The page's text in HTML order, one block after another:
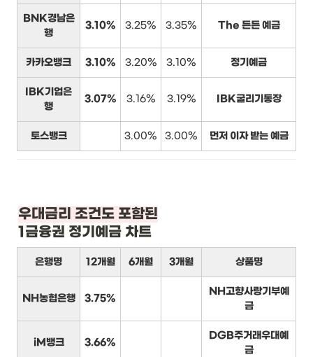
BNK경남은
행
3.10% 3.25% 3.35% The 든든 예금
카카오뱅크 3.10% 3.20% 3.10% 정기예금
IBK기업은
행
3.07% 3.16% 3.19% IBK굴리기통장
토스뱅크 3.00% 3.00% 먼저 이자 받는 예금
1금융권 정기예금 차트
은행명 12개월 6개월 3개월 상품명
NH농협은행 3.75%
NH고향사랑기부예
금
iM뱅크 3.66%
DGB주거래우대예
금